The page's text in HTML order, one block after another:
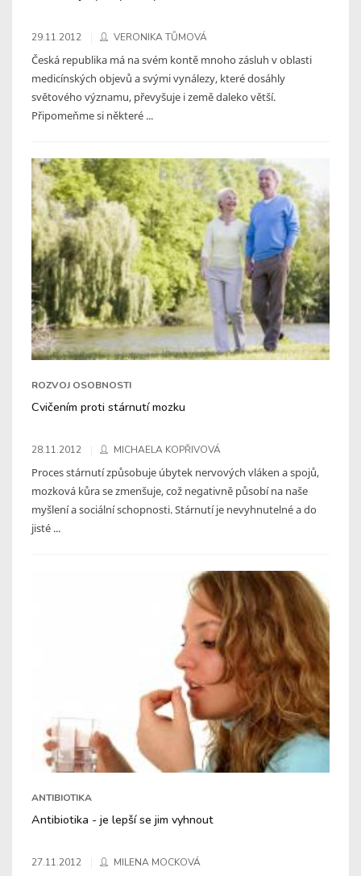
29.11.2012 VERONIKA TŮMOVÁ
Česká republika má na svém kontě mnoho zásluh v oblasti
medicínských objevů a svými vynálezy, které dosáhly
světového významu, převyšuje i země daleko větší.
Připomeňme si některé ...
ROZVOJ OSOBNOSTI
Cvičením proti stárnutí mozku
28.11.2012 MICHAELA KOPŘIVOVÁ
Proces stárnutí způsobuje úbytek nervových vláken a spojů,
mozková kůra se zmenšuje, což negativně působí na naše
myšlení a sociální schopnosti. Stárnutí je nevyhnutelné a do
jisté ...
ANTIBIOTIKA
Antibiotika - je lepší se jim vyhnout
27.11.2012 MILENA MOCKOVÁ